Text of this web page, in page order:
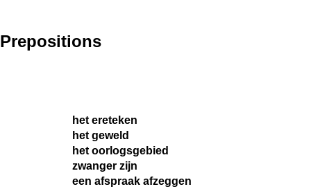
Prepositions
het ereteken
het geweld
het oorlogsgebied
zwanger zijn
een afspraak afzeggen